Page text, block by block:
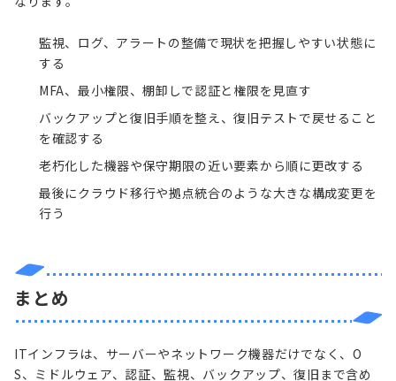
監視、ログ、アラートの整備で現状を把握しやすい状態に
する
MFA、最小権限、棚卸しで認証と権限を見直す
バックアップと復旧手順を整え、復旧テストで戻せること
を確認する
老朽化した機器や保守期限の近い要素から順に更改する
最後にクラウド移行や拠点統合のような大きな構成変更を
行う
まとめ
ITインフラは、サーバーやネットワーク機器だけでなく、O
S、ミドルウェア、認証、監視、バックアップ、復旧まで含め